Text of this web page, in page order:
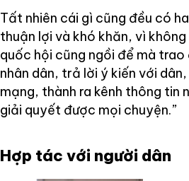
Tất nhiên cái gì cũng đều có
thuận lợi và khó khăn, vì
quốc hội cũng ngồi để mà
nhân dân, trả lời ý kiến với
mạng, thành ra kênh thông tin
giải quyết được mọi chuyện.”
Hợp tác với người dân